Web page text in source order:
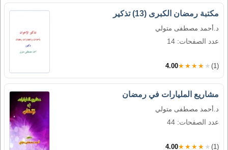
مكتبة رمضان الكبرى (13) تذكير
د.أحمد مصطفى متولي
عدد الصفحات: 14
4.00★★★★★ (1)
مشاريع المليارات في رمضان
د.أحمد مصطفى متولي
عدد الصفحات: 44
4.00★★★★★ (1)